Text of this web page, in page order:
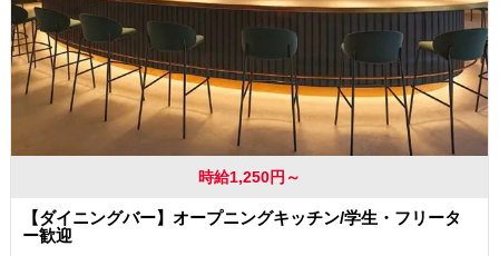
時給1,250円～
【ダイニングバー】オープニングキッチン/学生・フリータ
ー歓迎